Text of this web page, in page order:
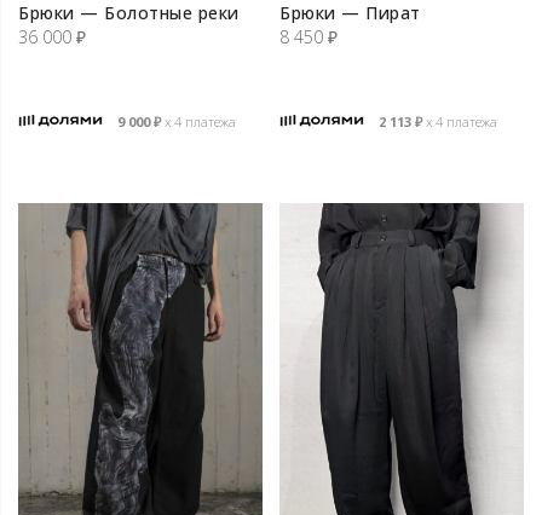
Брюки — Болотные реки
36 000 ₽
9 000₽х 4 платежа
Брюки — Пират
8 450 ₽
2 113 ₽х 4 платежа